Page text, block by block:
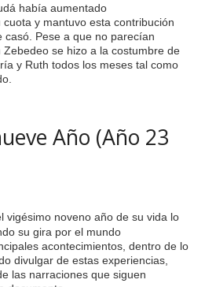
había aumentado
y mantuvo esta contribución
casó. Pese a que no parecían
se hizo a la costumbre de
y Ruth todos los meses tal como
Año (Año 23
vigésimo noveno año de su vida lo
su gira por el mundo
acontecimientos, dentro de lo
divulgar de estas experiencias,
las narraciones que siguen